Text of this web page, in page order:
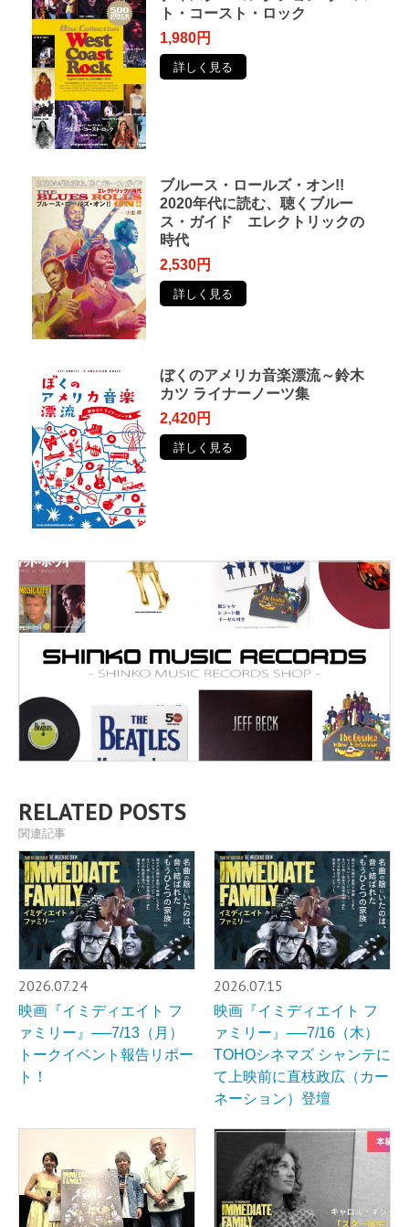
ト・コースト・ロック
1,980円
詳しく見る
ブルース・ロールズ・オン!!
2020年代に読む、聴くブルー
ス・ガイド エレクトリックの
時代
2,530円
詳しく見る
ぼくのアメリカ音楽漂流～鈴木
カツ ライナーノーツ集
2,420円
詳しく見る
RELATED POSTS
関連記事
2026.07.24
映画『イミディエイト フ
ァミリー』──7/13（月）
トークイベント報告リポー
ト！
2026.07.15
映画『イミディエイト フ
ァミリー』──7/16（木）
TOHOシネマズ シャンテに
て上映前に直枝政広（カー
ネーション）登壇